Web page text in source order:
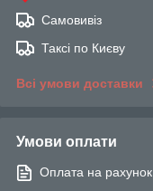
Самовивіз
Таксі по Києву
Всі умови доставки
Умови оплати
Оплата на рахунок